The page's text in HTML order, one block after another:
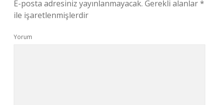
E-posta adresiniz yayınlanmayacak. Gerekli alanlar*
ile işaretlenmişlerdir
Yorum